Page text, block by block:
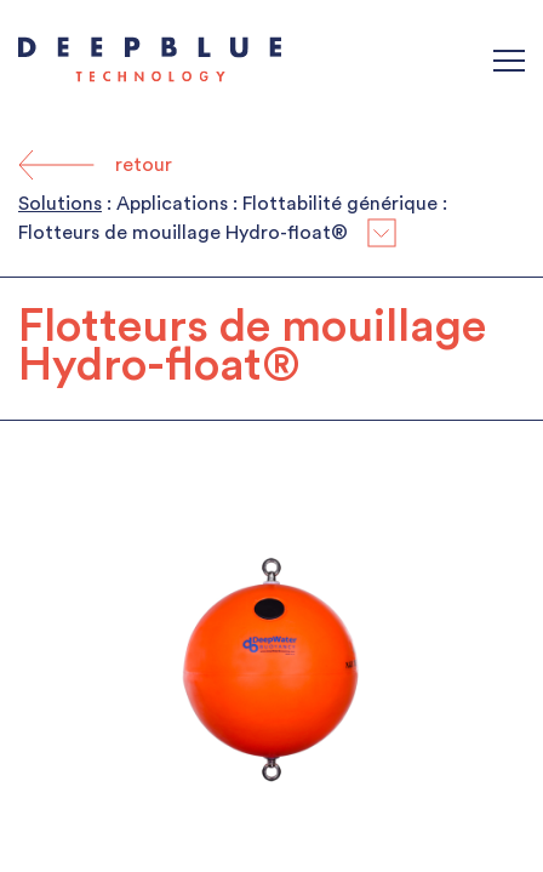
Solutions : Applications : Flottabilité générique :
Flotteurs de mouillage Hydro-ﬂoat®
retour
Flotteurs de mouillage
Hydro-ﬂoat®